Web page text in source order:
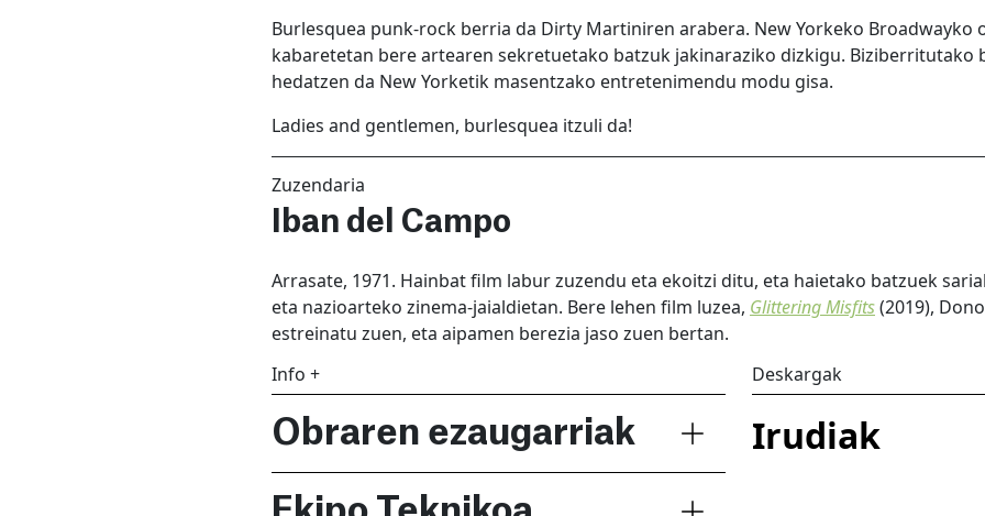
Burlesquea punk-rock berria da Dirty Martiniren arabera. New Yorkeko Broadwayko
kabaretetan bere artearen sekretuetako batzuk jakinaraziko dizkigu. Biziberritutako
hedatzen da New Yorketik masentzako entretenimendu modu gisa.
Ladies and gentlemen, burlesquea itzuli da!
Zuzendaria
Iban del Campo
Arrasate, 1971. Hainbat film labur zuzendu eta ekoitzi ditu, eta haietako batzuek
eta nazioarteko zinema-jaialdietan. Bere lehen film luzea, Glittering Misfits(2019),
estreinatu zuen, eta aipamen berezia jaso zuen bertan.
Info +
Obraren ezaugarriak
Deskargak
Irudiak